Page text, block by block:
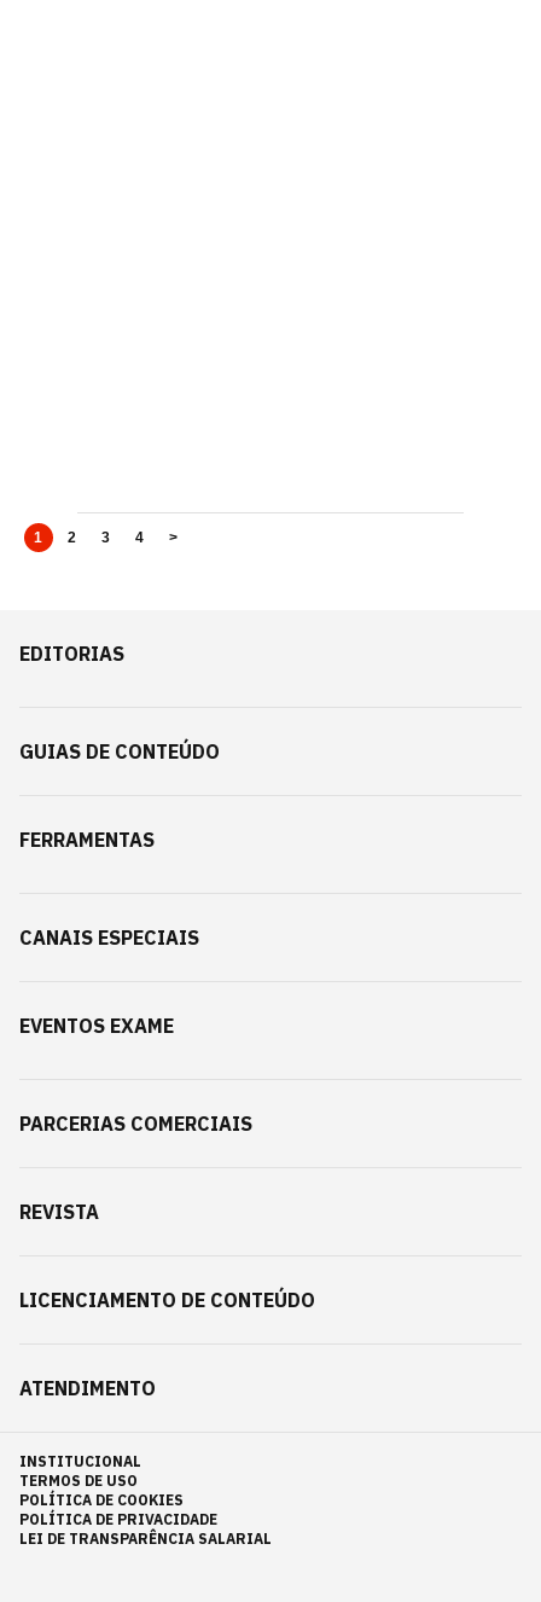
1 2 3 4 >
EDITORIAS
GUIAS DE CONTEÚDO
FERRAMENTAS
CANAIS ESPECIAIS
EVENTOS EXAME
PARCERIAS COMERCIAIS
REVISTA
LICENCIAMENTO DE CONTEÚDO
ATENDIMENTO
INSTITUCIONAL
TERMOS DE USO
POLÍTICA DE COOKIES
POLÍTICA DE PRIVACIDADE
LEI DE TRANSPARÊNCIA SALARIAL